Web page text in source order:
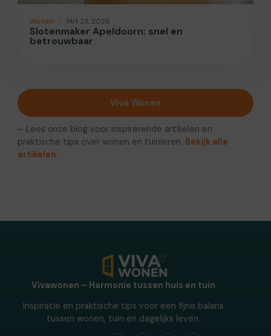
Wonen Mrt 23, 2026
Slotenmaker Apeldoorn: snel en
betrouwbaar
Viva Wonen
– Lees onze blog voor inspirerende artikelen en
praktische tips over wonen en tuinieren. Bekijk alle
artikelen.
Vivawonen – Harmonie tussen huis en tuin
Inspiratie en praktische tips voor een fijne balans
tussen wonen, tuin en dagelijks leven.